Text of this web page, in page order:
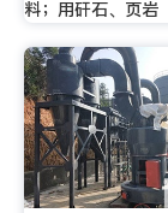
料；用矸石、页岩